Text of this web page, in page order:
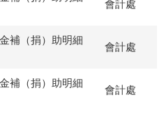
會計處
補（捐）助明細
會計處
補（捐）助明細
會計處